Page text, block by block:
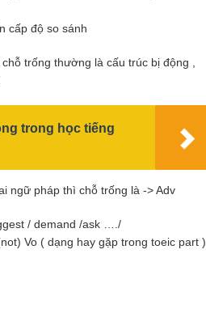
cấp độ so sánh
trống thường là cấu trúc bị động ,
trong học tiếng
ngữ pháp thì chỗ trống là -> Adv
/ demand /ask …./
Vo ( dạng hay gặp trong toeic part )